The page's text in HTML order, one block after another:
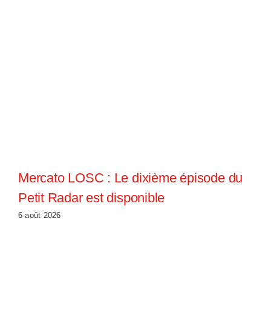
Mercato LOSC : Le dixième épisode du
Petit Radar est disponible
6 août 2026